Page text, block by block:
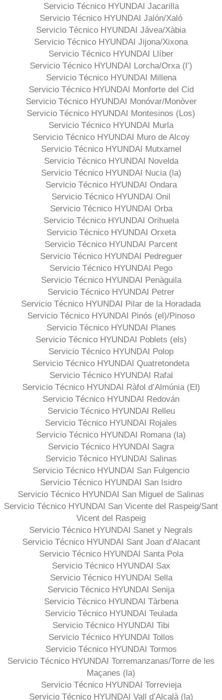
Servicio Técnico HYUNDAI Jacarilla
Servicio Técnico HYUNDAI Jalón/Xaló
Servicio Técnico HYUNDAI Jávea/Xàbia
Servicio Técnico HYUNDAI Jijona/Xixona
Servicio Técnico HYUNDAI Llíber
Servicio Técnico HYUNDAI Lorcha/Orxa (l’)
Servicio Técnico HYUNDAI Millena
Servicio Técnico HYUNDAI Monforte del Cid
Servicio Técnico HYUNDAI Monóvar/Monòver
Servicio Técnico HYUNDAI Montesinos (Los)
Servicio Técnico HYUNDAI Murla
Servicio Técnico HYUNDAI Muro de Alcoy
Servicio Técnico HYUNDAI Mutxamel
Servicio Técnico HYUNDAI Novelda
Servicio Técnico HYUNDAI Nucia (la)
Servicio Técnico HYUNDAI Ondara
Servicio Técnico HYUNDAI Onil
Servicio Técnico HYUNDAI Orba
Servicio Técnico HYUNDAI Orihuela
Servicio Técnico HYUNDAI Orxeta
Servicio Técnico HYUNDAI Parcent
Servicio Técnico HYUNDAI Pedreguer
Servicio Técnico HYUNDAI Pego
Servicio Técnico HYUNDAI Penàguila
Servicio Técnico HYUNDAI Petrer
Servicio Técnico HYUNDAI Pilar de la Horadada
Servicio Técnico HYUNDAI Pinós (el)/Pinoso
Servicio Técnico HYUNDAI Planes
Servicio Técnico HYUNDAI Poblets (els)
Servicio Técnico HYUNDAI Polop
Servicio Técnico HYUNDAI Quatretondeta
Servicio Técnico HYUNDAI Rafal
Servicio Técnico HYUNDAI Ràfol d’Almúnia (El)
Servicio Técnico HYUNDAI Redován
Servicio Técnico HYUNDAI Relleu
Servicio Técnico HYUNDAI Rojales
Servicio Técnico HYUNDAI Romana (la)
Servicio Técnico HYUNDAI Sagra
Servicio Técnico HYUNDAI Salinas
Servicio Técnico HYUNDAI San Fulgencio
Servicio Técnico HYUNDAI San Isidro
Servicio Técnico HYUNDAI San Miguel de Salinas
Servicio Técnico HYUNDAI San Vicente del Raspeig/Sant
Vicent del Raspeig
Servicio Técnico HYUNDAI Sanet y Negrals
Servicio Técnico HYUNDAI Sant Joan d’Alacant
Servicio Técnico HYUNDAI Santa Pola
Servicio Técnico HYUNDAI Sax
Servicio Técnico HYUNDAI Sella
Servicio Técnico HYUNDAI Senija
Servicio Técnico HYUNDAI Tàrbena
Servicio Técnico HYUNDAI Teulada
Servicio Técnico HYUNDAI Tibi
Servicio Técnico HYUNDAI Tollos
Servicio Técnico HYUNDAI Tormos
Servicio Técnico HYUNDAI Torremanzanas/Torre de les
Maçanes (la)
Servicio Técnico HYUNDAI Torrevieja
Servicio Técnico HYUNDAI Vall d’Alcalà (la)